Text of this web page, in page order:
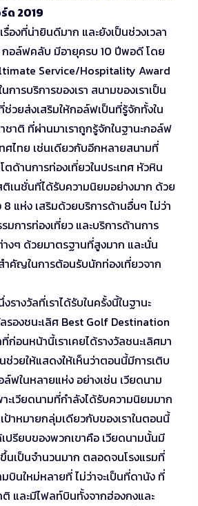
ด 2019
องที่น่ายินดีมาก และยังเป็นช่วงเวลา
อล์ฟคลับ มีอายุครบ 10 ปีพอดี โดย
Service/Hospitality Award
การบริการของเรา สนามของเราเป็น
วยส่งเสริมให้กอล์ฟเป็นที่รู้จักทั้งใน
ชาติ ที่ผ่านมาเราถูกรู้จักในฐานะกอล์ฟ
ศไทย เช่นเดียวกับอีกหลายสนามที่
ด้านการท่องเที่ยวในประเทศ หัวหิน
เนชั่นที่ได้รับความนิยมอย่างมาก ด้วย
แห่ง เสริมด้วยบริการด้านอื่นๆ ไม่ว่า
มการท่องเที่ยว และบริการด้านการ
งๆ ด้วยมาตรฐานที่สูงมาก และนั่น
ำคัญในการต้อนรับนักท่องเที่ยวจาก
างวัลที่เราได้รับในครั้งนี้ในฐานะ
รองชนะเลิศ Best Golf Destination
อนหน้านี้เราเคยได้รางวัลชนะเลิศมา
ช่วยให้แสดงให้เห็นว่าตอนนี้มีการเติบ
ฟในหลายแห่ง อย่างเช่น เวียดนาม
ะเวียดนามที่กำลังได้รับความนิยมมาก
ป้าหมายกลุ่มเดียวกับของเราในตอนนี้
ปรียบของพวกเขาคือ เวียดนามนั้นมี
นเป็นจำนวนมาก ตลอดจนโรงแรมที่
บินใหม่หลายที่ ไม่ว่าจะเป็นที่ดานัง ที่
และมีไฟลท์บินทั้งจากฮ่องกงและ